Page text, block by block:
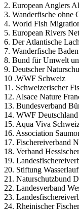
2. European Anglers
3. Wanderfische ohne
4. World Fish
5. European Rivers
6. Der Atlantische
7. Wanderfische
8. Bund für Umwelt
9. Deutscher
10 .WWF Schweiz
11. Schweizerischer
12. Alsace Nature
13. Bundesverband
14. WWF Deutschland
15. Aqua Viva
16. Association
17. Fischereiverband
18. Verband
19.
20. Stiftung Wasserlauf
21. Naturschutzbund
22. Landesverband
23.
24. Rheinischer